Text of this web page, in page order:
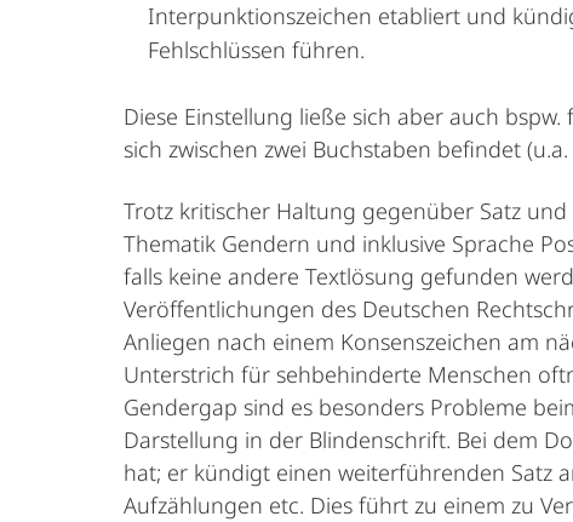
Interpunktionszeichen etabliert und
Fehlschlüssen führen.
Diese Einstellung ließe sich aber auch
sich zwischen zwei Buchstaben befindet
Trotz kritischer Haltung gegenüber Satz­
Thematik Gendern und inklusive Sprache
falls keine andere Textlösung gefunden
Veröffentlichungen des Deutschen
Anliegen nach einem Konsenszeichen am
Unterstrich für sehbehinderte Menschen
Gendergap sind es besonders Probleme
Darstellung in der Blindenschrift. Bei dem
hat; er kündigt einen weiterführenden Satz
Aufzählungen etc. Dies führt zu einem zu